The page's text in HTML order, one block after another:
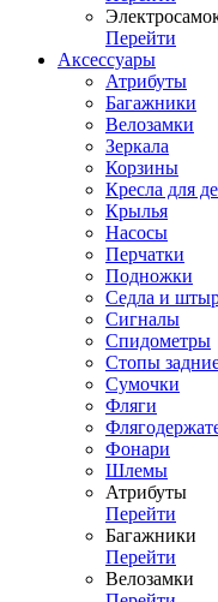
Перейти
Аксессуары
Атрибуты
Багажники
Велозамки
Зеркала
Корзины
Кресла для
Крылья
Насосы
Перчатки
Подножки
Седла и
Сигналы
Спидометры
Стопы
Сумочки
Фляги
Фонари
Шлемы
Атрибуты
Перейти
Багажники
Перейти
Велозамки